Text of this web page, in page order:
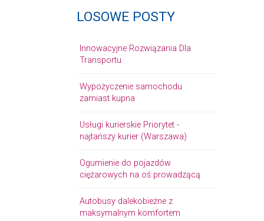
LOSOWE POSTY
Innowacyjne Rozwiązania Dla
Transportu
Wypożyczenie samochodu
zamiast kupna
Usługi kurierskie Priorytet -
najtańszy kurier (Warszawa)
Ogumienie do pojazdów
ciężarowych na oś prowadzącą
Autobusy dalekobieżne z
maksymalnym komfortem